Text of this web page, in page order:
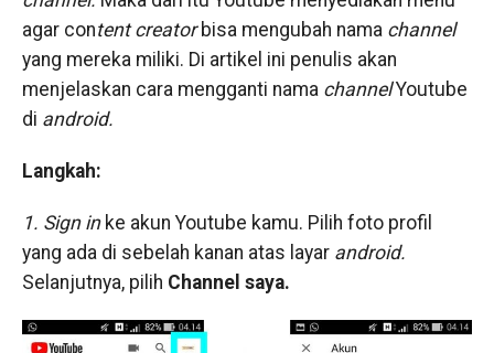
agar content creatorbisa mengubah nama channel
yang mereka miliki. Di artikel ini penulis akan
menjelaskan cara mengganti nama channelYoutube
di android.
Langkah:
1. Sign inke akun Youtube kamu. Pilih foto profil
yang ada di sebelah kanan atas layar android.
Selanjutnya, pilih Channel saya.